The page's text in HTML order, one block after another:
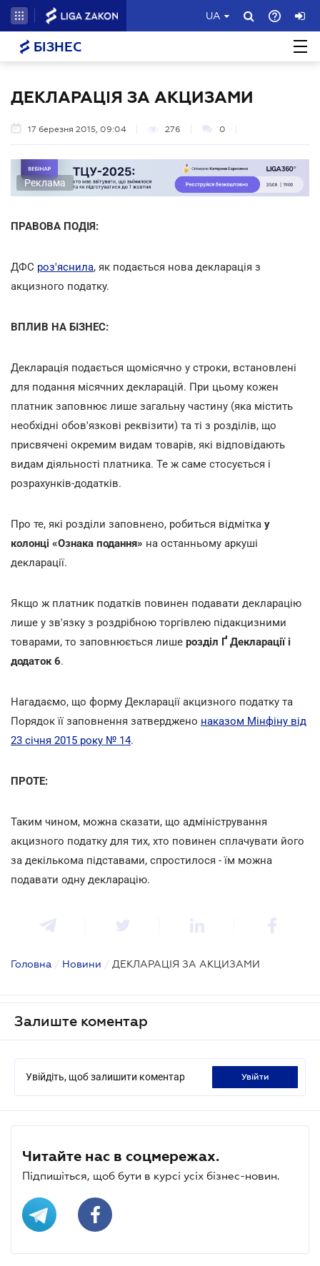
UA
БІЗНЕС
ДЕКЛАРАЦІЯ ЗА АКЦИЗАМИ
17 березня 2015, 09:04 276 0
Реклама
ПРАВОВА ПОДІЯ:
ДФС роз'яснила, як подається нова декларація з
акцизного податку.
ВПЛИВ НА БІЗНЕС:
Декларація подається щомісячно у строки, встановлені
для подання місячних декларацій. При цьому кожен
платник заповнює лише загальну частину (яка містить
необхідні обов'язкові реквізити) та ті з розділів, що
присвячені окремим видам товарів, які відповідають
видам діяльності платника. Те ж саме стосується і
розрахунків-додатків.
Про те, які розділи заповнено, робиться відмітка у
колонці «Ознака подання» на останньому аркуші
декларації.
Якщо ж платник податків повинен подавати декларацію
лише у зв'язку з роздрібною торгівлею підакцизними
товарами, то заповнюється лише розділ Ґ Декларації і
додаток 6.
Нагадаємо, що форму Декларації акцизного податку та
Порядок її заповнення затверджено наказом Мінфіну від
23 січня 2015 року № 14.
ПРОТЕ:
Таким чином, можна сказати, що адміністрування
акцизного податку для тих, хто повинен сплачувати його
за декількома підставами, спростилося - їм можна
подавати одну декларацію.
Головна / Новини / ДЕКЛАРАЦІЯ ЗА АКЦИЗАМИ
Залиште коментар
Увійдіть, щоб залишити коментар увійти
Читайте нас в соцмережах.
Підпишіться, щоб бути в курсі усіх бізнес-новин.